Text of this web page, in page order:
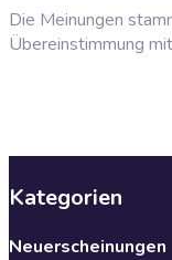
Die Meinungen
Übereinstimmung
Kategorien
Neuerscheinungen